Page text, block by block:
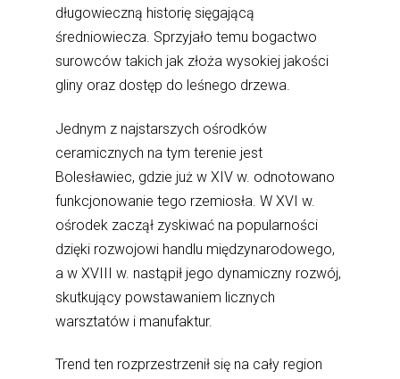
długowieczną historię sięgającą
średniowiecza. Sprzyjało temu bogactwo
surowców takich jak złoża wysokiej jakości
gliny oraz dostęp do leśnego drzewa.
Jednym z najstarszych ośrodków
ceramicznych na tym terenie jest
Bolesławiec, gdzie już w XIV w. odnotowano
funkcjonowanie tego rzemiosła. W XVI w.
ośrodek zaczął zyskiwać na popularności
dzięki rozwojowi handlu międzynarodowego,
a w XVIII w. nastąpił jego dynamiczny rozwój,
skutkujący powstawaniem licznych
warsztatów i manufaktur.
Trend ten rozprzestrzenił się na cały region